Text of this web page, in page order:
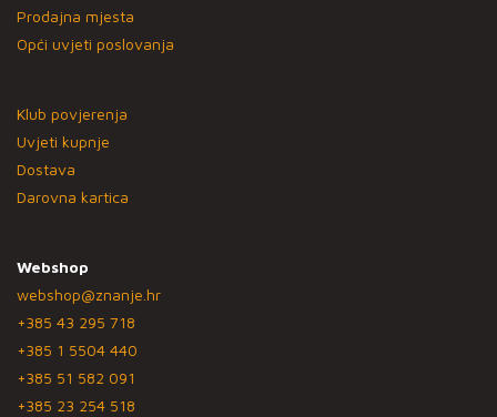
Prodajna mjesta
Opći uvjeti poslovanja
Klub povjerenja
Uvjeti kupnje
Dostava
Darovna kartica
Webshop
webshop@znanje.hr
+385 43 295 718
+385 1 5504 440
+385 51 582 091
+385 23 254 518